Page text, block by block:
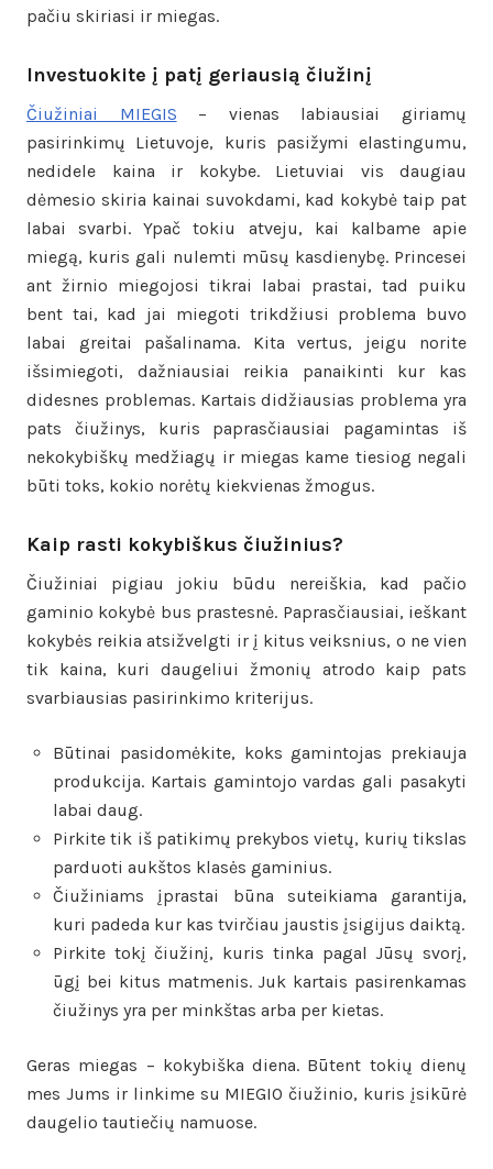
pačiu skiriasi ir miegas.
Investuokite į patį geriausią čiužinį
Čiužiniai MIEGIS – vienas labiausiai giriamų
pasirinkimų Lietuvoje, kuris pasižymi elastingumu,
nedidele kaina ir kokybe. Lietuviai vis daugiau
dėmesio skiria kainai suvokdami, kad kokybė taip pat
labai svarbi. Ypač tokiu atveju, kai kalbame apie
miegą, kuris gali nulemti mūsų kasdienybę. Princesei
ant žirnio miegojosi tikrai labai prastai, tad puiku
bent tai, kad jai miegoti trikdžiusi problema buvo
labai greitai pašalinama. Kita vertus, jeigu norite
išsimiegoti, dažniausiai reikia panaikinti kur kas
didesnes problemas. Kartais didžiausias problema yra
pats čiužinys, kuris paprasčiausiai pagamintas iš
nekokybiškų medžiagų ir miegas kame tiesiog negali
būti toks, kokio norėtų kiekvienas žmogus.
Kaip rasti kokybiškus čiužinius?
Čiužiniai pigiau jokiu būdu nereiškia, kad pačio
gaminio kokybė bus prastesnė. Paprasčiausiai, ieškant
kokybės reikia atsižvelgti ir į kitus veiksnius, o ne vien
tik kaina, kuri daugeliui žmonių atrodo kaip pats
svarbiausias pasirinkimo kriterijus.
Būtinai pasidomėkite, koks gamintojas prekiauja
produkcija. Kartais gamintojo vardas gali pasakyti
labai daug.
Pirkite tik iš patikimų prekybos vietų, kurių tikslas
parduoti aukštos klasės gaminius.
Čiužiniams įprastai būna suteikiama garantija,
kuri padeda kur kas tvirčiau jaustis įsigijus daiktą.
Pirkite tokį čiužinį, kuris tinka pagal Jūsų svorį,
ūgį bei kitus matmenis. Juk kartais pasirenkamas
čiužinys yra per minkštas arba per kietas.
Geras miegas – kokybiška diena. Būtent tokių dienų
mes Jums ir linkime su MIEGIO čiužinio, kuris įsikūrė
daugelio tautiečių namuose.